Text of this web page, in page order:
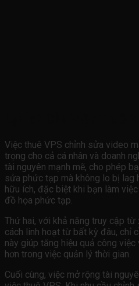
Việc thuê VPS chỉnh sửa video
trọng cho cả cá nhân và doanh
tài nguyên mạnh mẽ, cho phép
sửa phức tạp mà không lo bị lag
hữu ích, đặc biệt khi bạn làm
đồ họa phức tạp.
Thứ hai, với khả năng truy cập
cách linh hoạt từ bất kỳ đâu, chỉ
này giúp tăng hiệu quả công
hơn trong việc quản lý thời gian.
Cuối cùng, việc mở rộng tài